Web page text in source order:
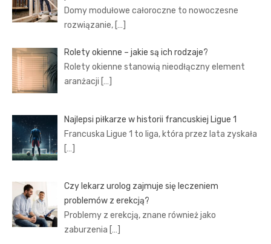
Domy modułowe całoroczne to nowoczesne
rozwiązanie, […]
Rolety okienne – jakie są ich rodzaje?
Rolety okienne stanowią nieodłączny element
aranżacji […]
Najlepsi piłkarze w historii francuskiej Ligue 1
Francuska Ligue 1 to liga, która przez lata zyskała
[…]
Czy lekarz urolog zajmuje się leczeniem
problemów z erekcją?
Problemy z erekcją, znane również jako
zaburzenia […]